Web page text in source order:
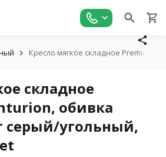
Кресло мягкое складное Premium
складное
обивка
серый/угольный,